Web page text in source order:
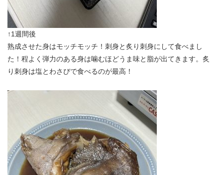
↑1週間後
熟成させた身はモッチモッチ！刺身と炙り刺身にして食べまし
た！程よく弾力のある身は噛むほどうま味と脂が出てきます。炙
り刺身は塩とわさびで食べるのが最高！